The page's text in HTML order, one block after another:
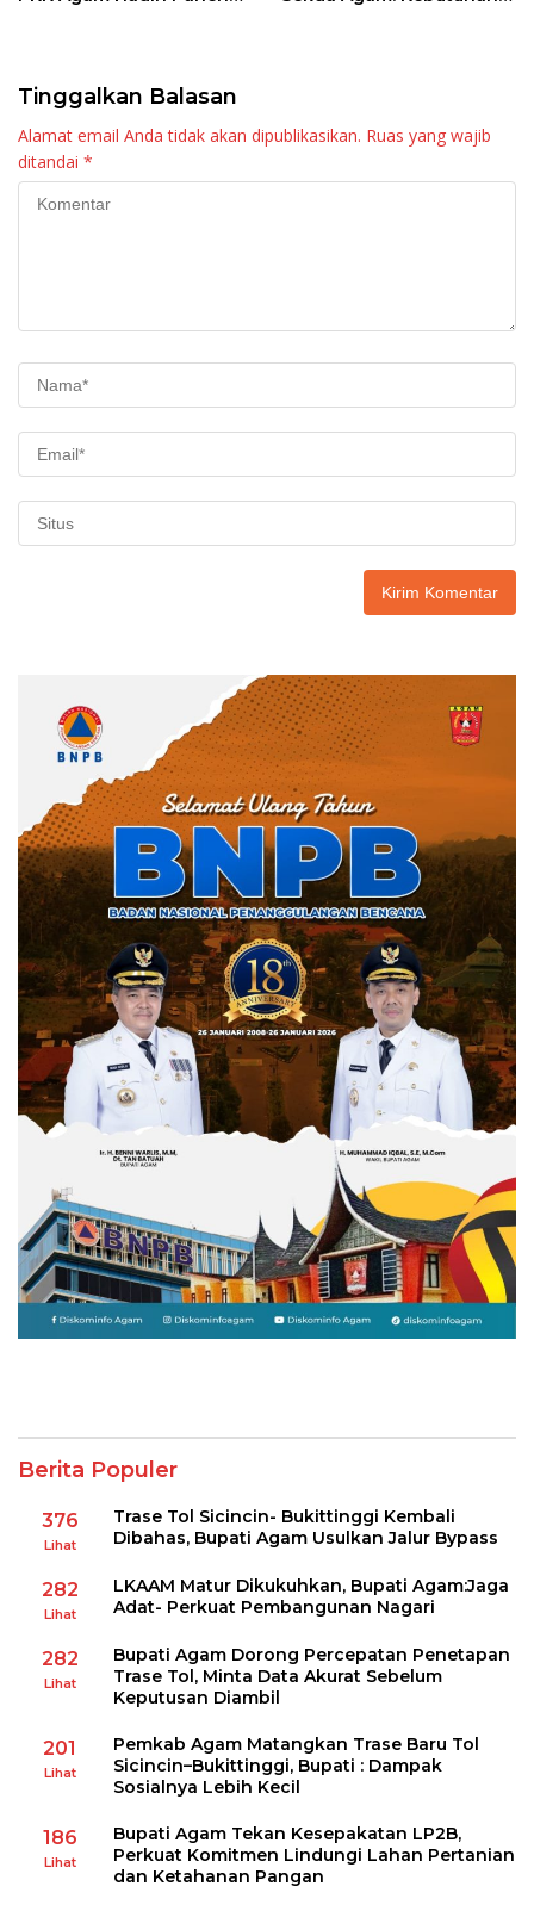
Tinggalkan Balasan
Alamat email Anda tidak akan dipublikasikan. Ruas yang wajib
ditandai *
Berita Populer
376
Lihat
Trase Tol Sicincin- Bukittinggi Kembali
Dibahas, Bupati Agam Usulkan Jalur Bypass
282
Lihat
LKAAM Matur Dikukuhkan, Bupati Agam:Jaga
Adat- Perkuat Pembangunan Nagari
282
Lihat
Bupati Agam Dorong Percepatan Penetapan
Trase Tol, Minta Data Akurat Sebelum
Keputusan Diambil
201
Lihat
Pemkab Agam Matangkan Trase Baru Tol
Sicincin–Bukittinggi, Bupati : Dampak
Sosialnya Lebih Kecil
186
Lihat
Bupati Agam Tekan Kesepakatan LP2B,
Perkuat Komitmen Lindungi Lahan Pertanian
dan Ketahanan Pangan